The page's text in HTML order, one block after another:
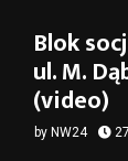
Blok
ul. M.
(video)
by NW24